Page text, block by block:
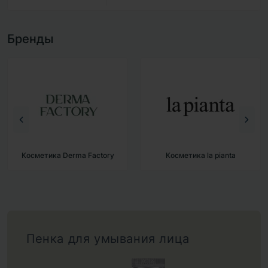
Бренды
Косметика Derma Factory Косметика la pianta
Пенка для умывания лица